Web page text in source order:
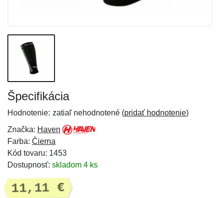
Špecifikácia
Hodnotenie: zatiaľ nehodnotené (pridať hodnotenie)
Značka: Haven
Farba: Čierna
Kód tovaru: 1453
Dostupnosť: skladom 4 ks
11,11 €